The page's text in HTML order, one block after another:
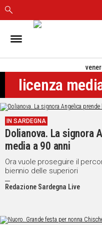
IN
CAGLIARI
SASSARI
NUORO
ORISTANO
SULCIS
GALLURA
OGLIASTRA
MEDIO
CAMPIDANO
licenza
IN SARDEGNA
Dolianova. La signora
media a 90 anni
Ora vuole proseguire il
biennio delle superiori
Redazione Sardegna Live